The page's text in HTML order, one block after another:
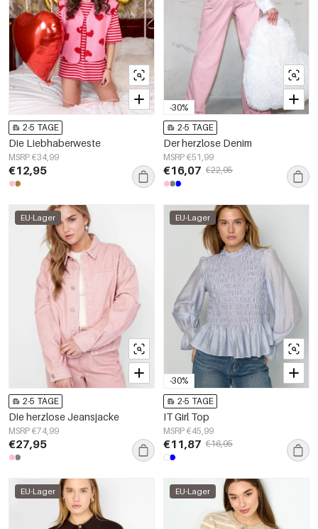
2-5 TAGE
Die Liebhaberweste
MSRP €34,99
€12,95
-30%
2-5 TAGE
Der herzlose Denim
MSRP €51,99
€16,07 €22,95
EU-Lager
2-5 TAGE
Die herzlose Jeansjacke
MSRP €74,99
€27,95
-30%
EU-Lager
2-5 TAGE
IT Girl Top
MSRP €45,99
€11,87 €16,95
EU-Lager EU-Lager